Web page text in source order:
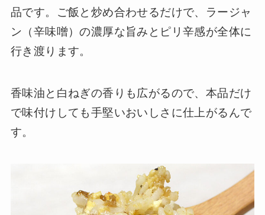
品です。ご飯と炒め合わせるだけで、ラージャ
ン（辛味噌）の濃厚な旨みとピリ辛感が全体に
行き渡ります。
香味油と白ねぎの香りも広がるので、本品だけ
で味付けしても手堅いおいしさに仕上がるんで
す。